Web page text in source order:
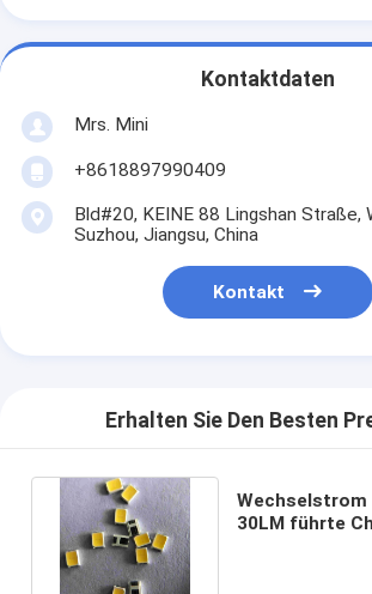
Kontaktdaten
Mrs. Mini
+8618897990409
Bld#20, KEINE 88 Lingshan Straße,
Suzhou, Jiangsu, China
Kontakt
Erhalten Sie Den Besten
Wechselstrom
30LM führte